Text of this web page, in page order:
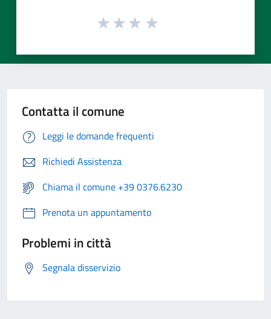
Contatta il comune
Leggi le domande frequenti
Richiedi Assistenza
Chiama il comune +39 0376.6230
Prenota un appuntamento
Problemi in città
Segnala disservizio